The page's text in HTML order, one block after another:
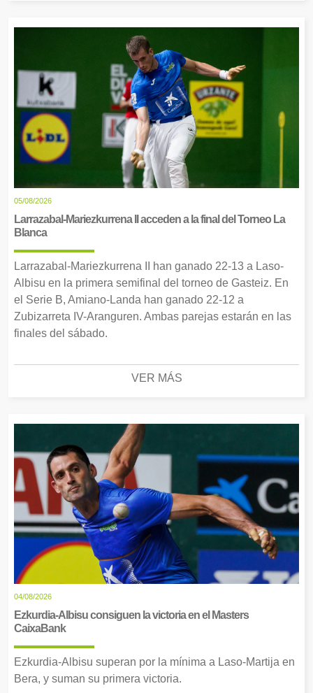
05/08/2026
Larrazabal-Mariezkurrena II acceden a la final del Torneo La
Blanca
Larrazabal-Mariezkurrena II han ganado 22-13 a Laso-
Albisu en la primera semifinal del torneo de Gasteiz. En
el Serie B, Amiano-Landa han ganado 22-12 a
Zubizarreta IV-Aranguren. Ambas parejas estarán en las
finales del sábado.
VER MÁS
04/08/2026
Ezkurdia-Albisu consiguen la victoria en el Masters
CaixaBank
Ezkurdia-Albisu superan por la mínima a Laso-Martija en
Bera, y suman su primera victoria.